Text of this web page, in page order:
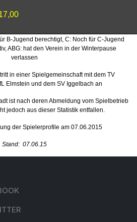
B-Jugend berechtigt, C: Noch für C-Jugend
ABG: hat den Verein in der Winterpause
verlassen
in einer Spielgemeinschaft mit dem TV
Elmstein und dem SV Iggelbach an
ist nach deren Abmeldung vom Spielbetrieb
jedoch aus dieser Statistik entfallen.
der Spielerprofile am 07.06.2015
Stand: 07.06.15